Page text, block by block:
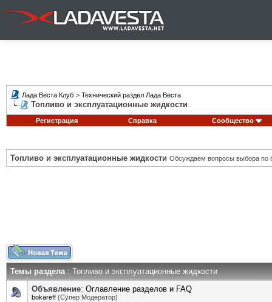
Лада Веста Клуб > Технический раздел Лада Веста
Топливо и эксплуатационные жидкости
Регистрация Справка Сообщество
Топливо и эксплуатационные жидкости Обсуждаем вопросы выбора по
Темы раздела: Топливо и эксплуатационные жидкости
Объявление: Оглавление разделов и FAQ
bokareff (Супер Модератор)